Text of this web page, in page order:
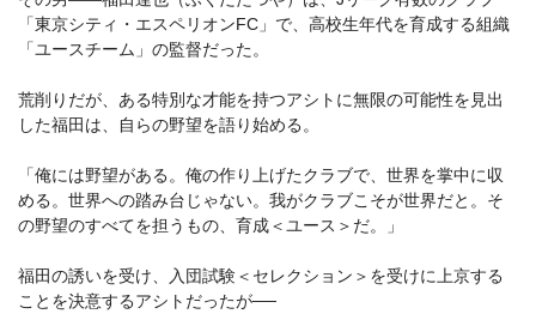
「東京シティ・エスペリオンFC」で、高校生年代を育成する組織
「ユースチーム」の監督だった。
荒削りだが、ある特別な才能を持つアシトに無限の可能性を見出
した福田は、自らの野望を語り始める。
「俺には野望がある。俺の作り上げたクラブで、世界を掌中に収
める。世界への踏み台じゃない。我がクラブこそが世界だと。そ
の野望のすべてを担うもの、育成＜ユース＞だ。」
福田の誘いを受け、入団試験＜セレクション＞を受けに上京する
ことを決意するアシトだったが──